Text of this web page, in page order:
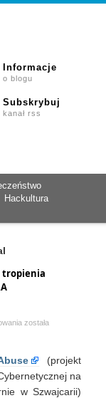
Informacje
o blogu
Subskrybuj
kanał rss
Hackultura
tropienia
YARAify
hub
do
została
(projekt
na
w Szwajcarii)